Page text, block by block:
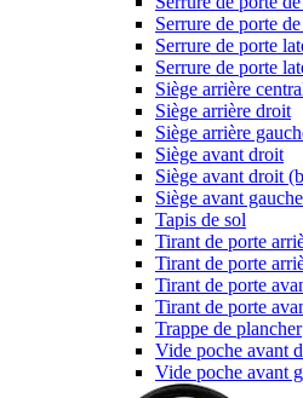
Serrure de porte
Serrure de porte
Serrure de porte
Siège arrière
Siège arrière droit
Siège arrière
Siège avant droit
Siège avant droit
Siège avant gauche
Tapis de sol
Tirant de porte
Tirant de porte
Tirant de porte
Tirant de porte
Trappe de plancher
Vide poche avant
Vide poche avant